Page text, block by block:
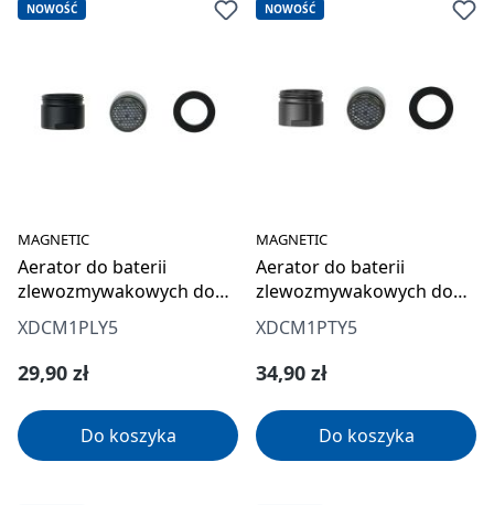
NOWOŚĆ
MAGNETIC
Aerator do baterii
zlewozmywakowych do
filtracji wody
XDCM1PLY5
Cena regularna:
29,90 zł
Do koszyka
NOWOŚĆ
MAGNETIC
Aerator do baterii
zlewozmywakowych do
filtracji wody
XDCM1PTY5
Cena regularna:
34,90 zł
Do koszyka